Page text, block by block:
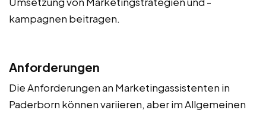
kampagnen beitragen.
Anforderungen
Die Anforderungen an Marketingassistenten in
Paderborn können variieren, aber im Allgemeinen